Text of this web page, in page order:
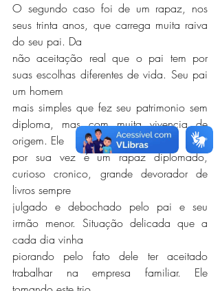
O segundo caso foi de um rapaz, nos
seus trinta anos, que carrega muita raiva
do seu pai. Da
não aceitação real que o pai tem por
suas escolhas diferentes de vida. Seu pai
um homem
mais simples que fez seu patrimonio sem
diploma, mas com muita vivencia de
origem. Ele
por sua vez é um rapaz diplomado,
curioso cronico, grande devorador de
livros sempre
julgado e debochado pelo pai e seu
irmão menor. Situação delicada que a
cada dia vinha
piorando pelo fato dele ter aceitado
trabalhar na empresa familiar. Ele